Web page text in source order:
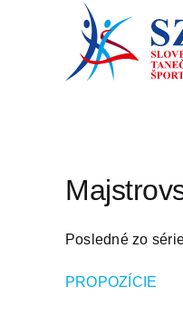
Posledné zo
PROPOZÍCIE